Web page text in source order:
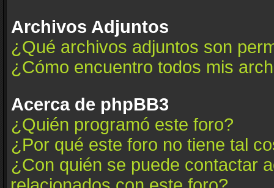
Archivos Adjuntos
¿Qué archivos adjuntos son
¿Cómo encuentro todos mis
Acerca de phpBB3
¿Quién programó este foro?
¿Por qué este foro no tiene tal
¿Con quién se puede contactar